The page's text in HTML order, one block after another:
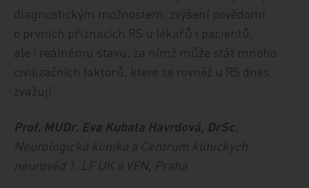
diagnostickým možnostem, zvýšení povědomí
o prvních příznacích RS u lékařů i pacientů,
ale i reálnému stavu, za nímž může stát mnoho
civilizačních faktorů, které se rovněž u RS dnes
zvažují.
Prof. MUDr. Eva Kubala Havrdová, DrSc.
Neurologická klinika a Centrum klinických
neurověd 1. LF UK a VFN, Praha